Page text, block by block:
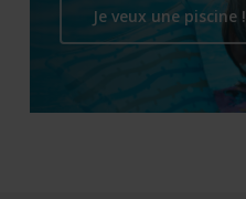
Je veux une piscine !